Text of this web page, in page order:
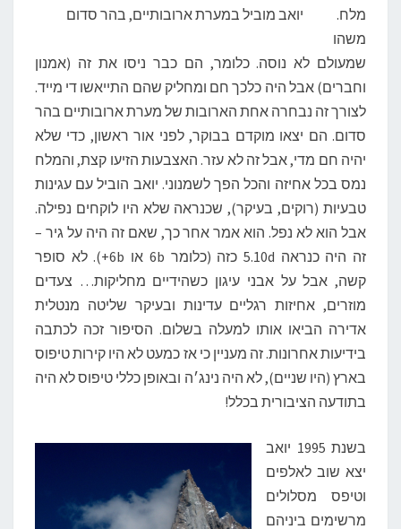
יואב מוביל במערת ארובותיים, בהר סדום
מלח.
משהו
שמעולם לא נוסה. כלומר, הם כבר ניסו את זה (אמנון
וחברים) אבל היה כלכך חם ומחליק שהם התייאשו די מייד.
לצורך זה נבחרה אחת הארובות של מערת ארובותיים בהר
סדום. הם יצאו מוקדם בבוקר, לפני אור ראשון, כדי שלא
יהיה חם מדי, אבל זה לא עזר. האצבעות הזיעו קצת, והמלח
נמס בכל אחיזה והכל הפך לשמנוני. יואב הוביל עם עגינות
טבעיות (רוקים, בעיקר), שכנראה שלא היו לוקחים נפילה.
אבל הוא לא נפל. הוא אמר אחר כך, שאם זה היה על גיר –
זה היה כנראה 5.10d כזה (כלומר 6b או 6b+). לא סופר
קשה, אבל על אבני עיגון כשהידיים מחליקות… צעדים
מוזרים, אחיזות רגליים עדינות ובעיקר שליטה מנטלית
אדירה הביאו אותו למעלה בשלום. הסיפור זכה לכתבה
בידיעות אחרונות. זה מעניין כי אז כמעט לא היו קירות טיפוס
בארץ (היו שניים), לא היה נינג׳ה ובאופן כללי טיפוס לא היה
בתודעה הציבורית בכלל!
בשנת 1995 יואב
יצא שוב לאלפים
וטיפס מסלולים
מרשימים ביניהם